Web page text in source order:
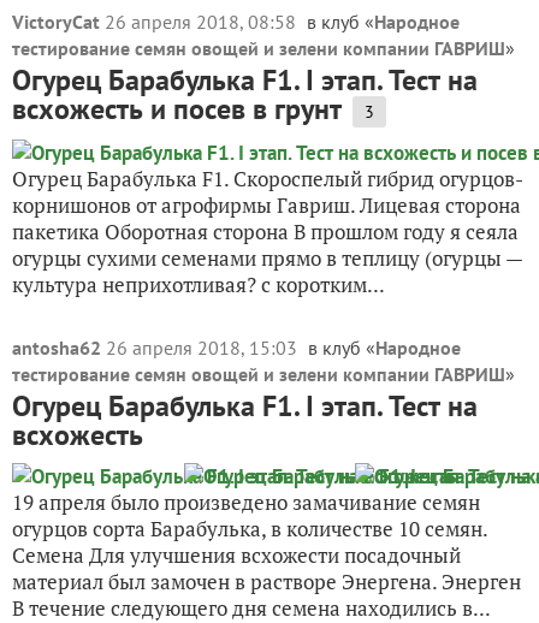
VictoryCat 26 апреля 2018, 08:58 в клуб «Народное
тестирование семян овощей и зелени компании ГАВРИШ»
Огурец Барабулька F1. I этап. Тест на
всхожесть и посев в грунт 3
Огурец Барабулька F1. Скороспелый гибрид огурцов-
корнишонов от агрофирмы Гавриш. Лицевая сторона
пакетика Оборотная сторона В прошлом году я сеяла
огурцы сухими семенами прямо в теплицу (огурцы —
культура неприхотливая? с коротким...
antosha62 26 апреля 2018, 15:03 в клуб «Народное
тестирование семян овощей и зелени компании ГАВРИШ»
Огурец Барабулька F1. I этап. Тест на
всхожесть
19 апреля было произведено замачивание семян
огурцов сорта Барабулька, в количестве 10 семян.
Семена Для улучшения всхожести посадочный
материал был замочен в растворе Энергена. Энерген
В течение следующего дня семена находились в...